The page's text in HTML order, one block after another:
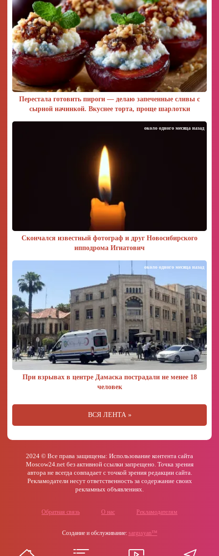
Перестала готовить пироги — делаю запеченные сливы с
сырной начинкой. Вкуснее торта, проще шарлотки
Скончался известный фотограф и друг Новосибирского
ипподрома Игнатович
около одного месяца назад
При взрывах в центре Дамаска пострадали не менее 18
человек
около одного месяца назад
ВСЯ ЛЕНТА »
2024 © Все права защищены: Использование контента сайта
Moscow24.net без активной ссылки запрещено. Точка зрения
автора не всегда совпадает с точкой зрения редакции сайта.
Рекламодатели несут ответственность за содержание своих
рекламных объявлениях.
Обратная связь О нас Рекламодателям
Создание и обслуживание: sargssyan™